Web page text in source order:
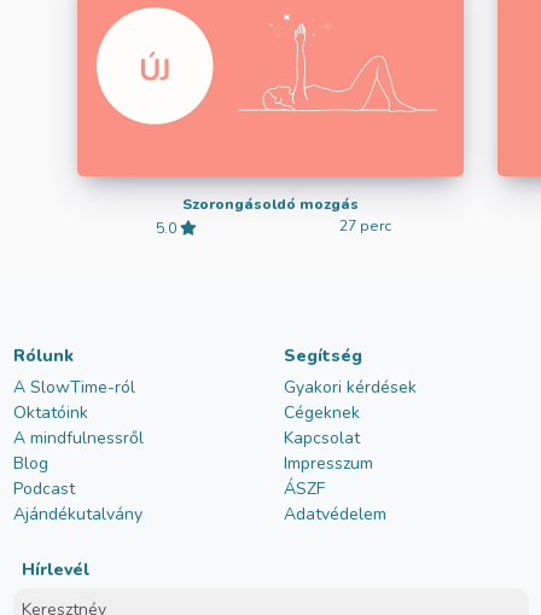
Szorongásoldó mozgás
5.0
27 perc
Rólunk
A SlowTime-ról
Oktatóink
A mindfulnessről
Blog
Podcast
Ajándékutalvány
Segítség
Gyakori kérdések
Cégeknek
Kapcsolat
Impresszum
ÁSZF
Adatvédelem
Hírlevél